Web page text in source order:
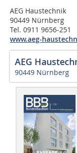
AEG Haustechnik
90449 Nürnberg
Tel. 0911 9656-251
www.aeg-
AEG
90449 Nürnberg